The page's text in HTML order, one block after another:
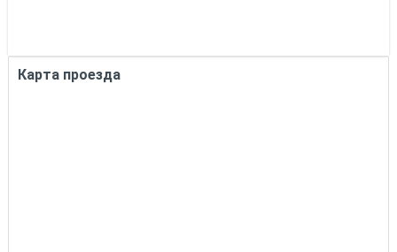
Карта проезда